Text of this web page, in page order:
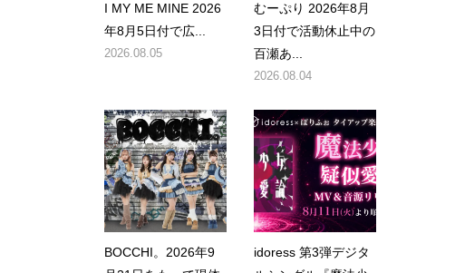
I MY ME MINE 2026
年8月5日付で広...
2026.08.05
むーぷり 2026年8月
3日付で活動休止中の
百瀬あ...
2026.08.04
BOCCHI。2026年9
idoress 第3弾デジタ